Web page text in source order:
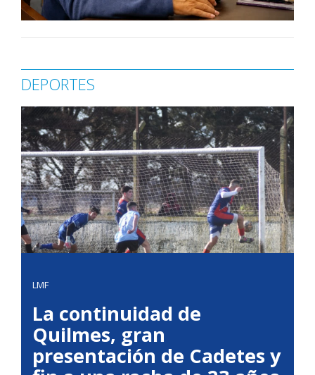
DEPORTES
LMF
La continuidad de
Quilmes, gran
presentación de Cadetes y